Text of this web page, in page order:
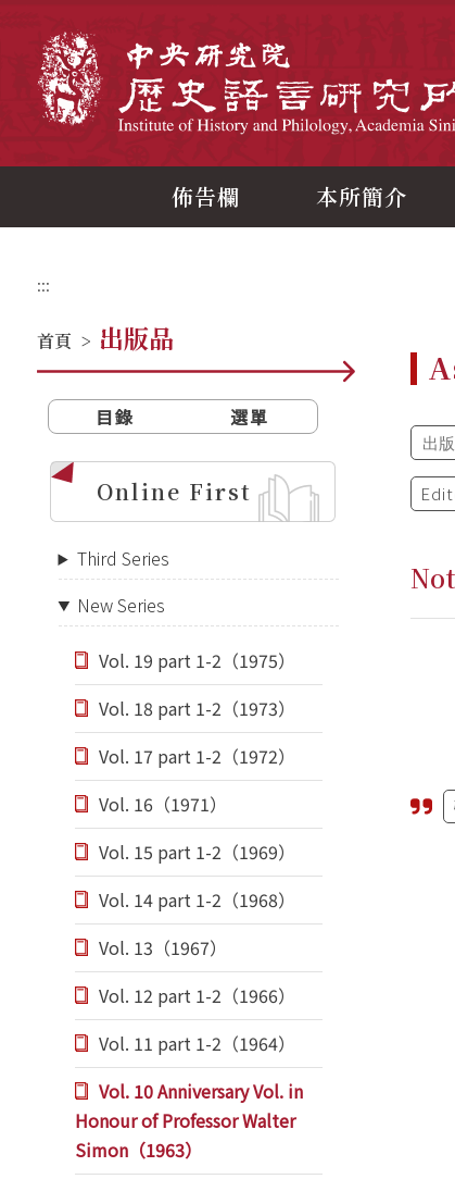
佈告欄 本所簡介
:::
首頁 > 出版品
目錄 選單
Online First
Third Series
New Series
Vol. 19 part 1-2（1975）
Vol. 18 part 1-2（1973）
Vol. 17 part 1-2（1972）
Vol. 16（1971）
Vol. 15 part 1-2（1969）
Vol. 14 part 1-2（1968）
Vol. 13（1967）
Vol. 12 part 1-2（1966）
Vol. 11 part 1-2（1964）
Vol. 10 Anniversary Vol. in
Honour of Professor Walter
Simon（1963）